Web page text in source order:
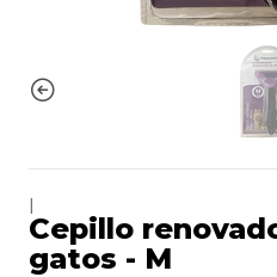
Cepillo
gatos - M